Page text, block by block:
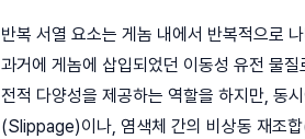
반복 서열 요소는 게놈 내에서 반복적으
과거에 게놈에 삽입되었던 이동성 유전 물
전적 다양성을 제공하는 역할을 하지만, 동
(Slippage)이나, 염색체 간의 비상동 재조